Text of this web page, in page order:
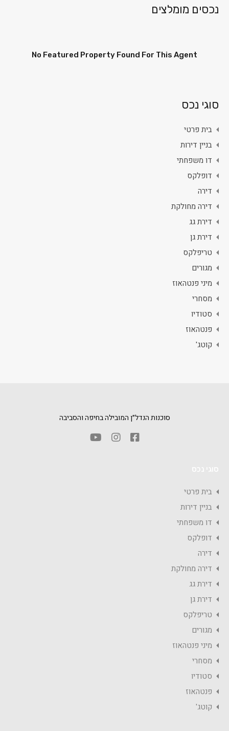
נכסים מומלצים
No Featured Property Found For This Agent
סוגי נכס
בית פרטי
בניין דירות
דו משפחתי
דופלקס
דירה
דירה מחולקת
דירת גג
דירת גן
טריפלקס
מגורים
מיני פנטהאוז
מסחרי
סטודיו
פנטהאוז
קוטג'
סוכנות הנדל״ן המובילה בחיפה והסביבה
בית פרטי
בניין דירות
דו משפחתי
דופלקס
דירה
דירה מחולקת
דירת גג
דירת גן
טריפלקס
מגורים
מיני פנטהאוז
מסחרי
סטודיו
פנטהאוז
קוטג'